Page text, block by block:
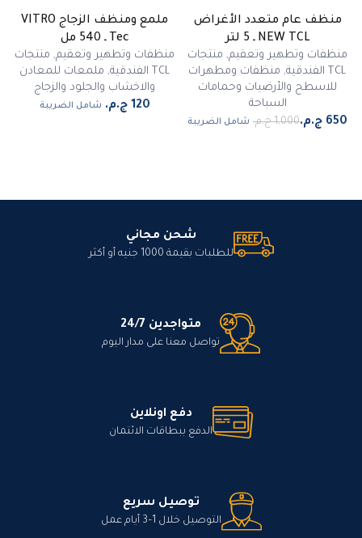
منظف عام متعدد الأغراض
NEW TCL ـ 5 لتر
منظفات وتطهير وتعقيم, منتجات
TCL الفندقية
, منظفات ومطهرات
للاسطح والأرضيات وحمامات
السباحة
شامل الضريبة
ملمع ومنظف الزجاج VITRO
Tec ـ 540 مل
منظفات وتطهير وتعقيم, منتجات
TCL الفندقية
, ملمعات للمعادن
والاخشاب والجلود والزجاج
شامل الضريبة
شحن مجاني
للطلبات بقيمة 1000 جنيه أو أكثر
متواجدين 24/7
تواصل معنا على مدار اليوم
دفع اونلاين
الدفع ببطاقات الائتمان
توصيل سريع
التوصيل خلال 1–3 أيام عمل